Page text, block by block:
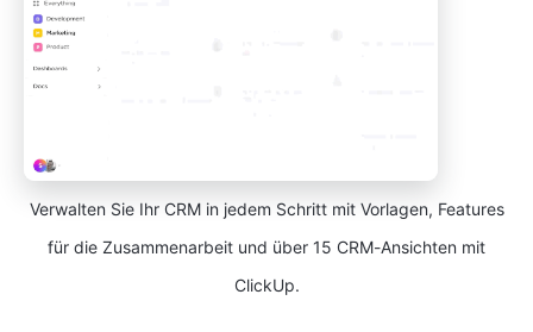
Verwalten Sie Ihr CRM in jedem Schritt mit Vorlagen, Features
für die Zusammenarbeit und über 15 CRM-Ansichten mit
ClickUp.